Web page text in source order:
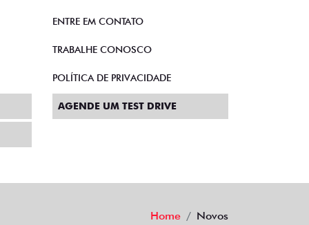
ENTRE EM CONTATO
TRABALHE CONOSCO
POLÍTICA DE PRIVACIDADE
AGENDE UM TEST DRIVE
Home Novos